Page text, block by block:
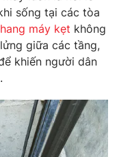
sản
Việt
bằng AI
sống tại các tòa
máy kẹt không
giữa các tầng,
khiến người dân